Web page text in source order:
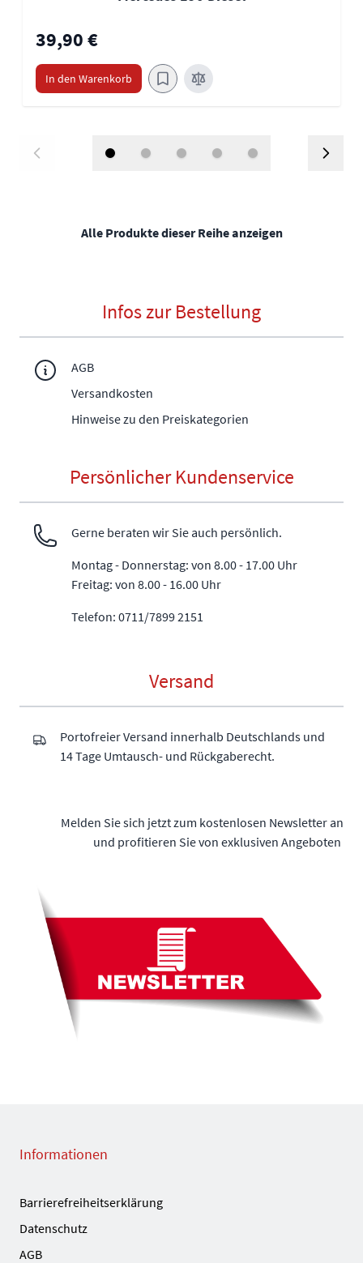
39,90 €
In den Warenkorb
Alle Produkte dieser Reihe anzeigen
Infos zur Bestellung
AGB
Versandkosten
Hinweise zu den Preiskategorien
Persönlicher Kundenservice
Gerne beraten wir Sie auch persönlich.
Montag - Donnerstag: von 8.00 - 17.00 Uhr
Freitag: von 8.00 - 16.00 Uhr
Telefon: 0711/7899 2151
Versand
Portofreier Versand innerhalb Deutschlands und
14 Tage Umtausch- und Rückgaberecht.
Melden Sie sich jetzt zum kostenlosen Newsletter an
und profitieren Sie von exklusiven Angeboten
Informationen
Barrierefreiheitserklärung
Datenschutz
AGB